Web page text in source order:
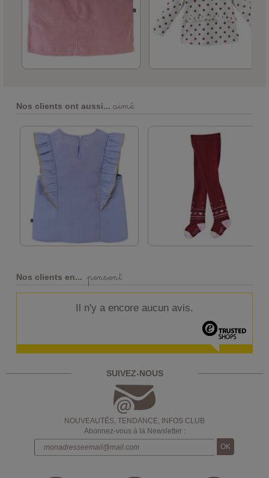
Nos clients ont aussi... aimé
Nos clients en... pensent
Il n'y a encore aucun avis.
SUIVEZ-NOUS
NOUVEAUTÉS, TENDANCE, INFOS CLUB
Abonnez-vous à la Newsletter :